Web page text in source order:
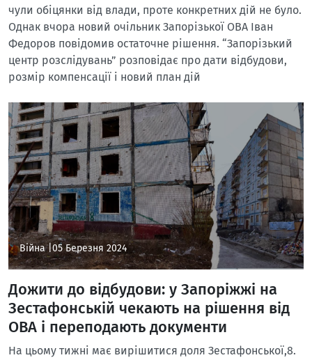
чули обіцянки від влади, проте конкретних дій не було.
Однак вчора новий очільник Запорізької ОВА Іван
Федоров повідомив остаточне рішення. “Запорізький
центр розслідувань” розповідає про дати відбудови,
розмір компенсації і новий план дій
Війна |05 Березня 2024
Дожити до відбудови: у Запоріжжі на
Зестафонській чекають на рішення від
ОВА і переподають документи
На цьому тижні має вирішитися доля Зестафонської,8.